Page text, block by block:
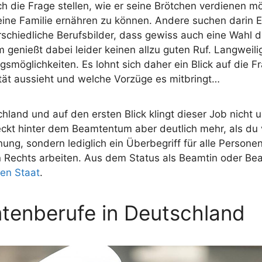
die Frage stellen, wie er seine Brötchen verdienen
Familie ernähren zu können. Andere suchen darin
Berufsbilder, dass gewiss auch eine Wahl
genießt dabei leider keinen allzu guten Ruf.
Es lohnt sich daher ein Blick auf die
aussieht und welche Vorzüge es mitbringt…
und auf den ersten Blick klingt dieser Job nicht
hinter dem Beamtentum aber deutlich mehr, als du
sondern lediglich ein Überbegriff für alle
arbeiten. Aus dem Status als Beamtin oder
Staat.
in Deutschland